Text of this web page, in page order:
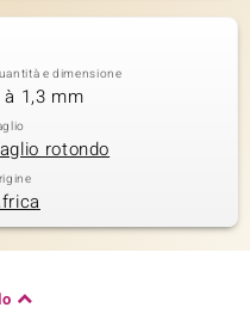
e dimensione
à 1,3 mm
rotondo